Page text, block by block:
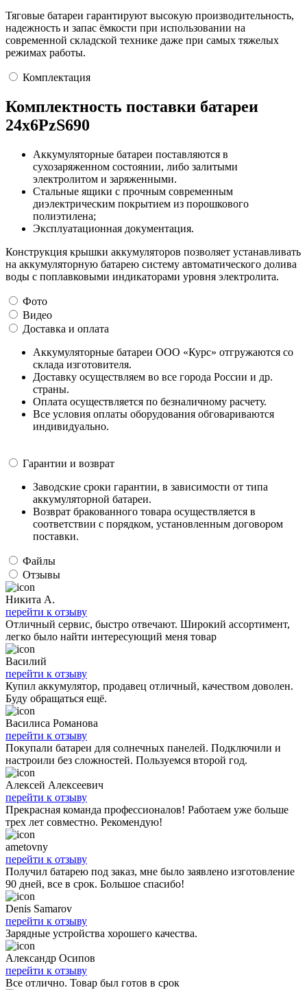
Тяговые батареи гарантируют высокую производительность,
надежность и запас ёмкости при использовании на
современной складской технике даже при самых тяжелых
режимах работы.
Комплектация
Комплектность поставки батареи
24х6PzS690
Аккумуляторные батареи поставляются в
сухозаряженном состоянии, либо залитыми
электролитом и заряженными.
Стальные ящики с прочным современным
диэлектрическим покрытием из порошкового
полиэтилена;
Эксплуатационная документация.
Конструкция крышки аккумуляторов позволяет устанавливать
на аккумуляторную батарею систему автоматического долива
воды с поплавковыми индикаторами уровня электролита.
Фото
Видео
Доставка и оплата
Аккумуляторные батареи ООО «Курс» отгружаются со
склада изготовителя.
Доставку осуществляем во все города России и др.
страны.
Оплата осуществляется по безналичному расчету.
Все условия оплаты оборудования обговариваются
индивидуально.
Гарантии и возврат
Заводские сроки гарантии, в зависимости от типа
аккумуляторной батареи.
Возврат бракованного товара осуществляется в
соответствии с порядком, установленным договором
поставки.
Файлы
Отзывы
Никита А.
перейти к отзыву
Отличный сервис, быстро отвечают. Широкий ассортимент,
легко было найти интересующий меня товар
Василий
перейти к отзыву
Купил аккумулятор, продавец отличный, качеством доволен.
Буду обращаться ещё.
Василиса Романова
перейти к отзыву
Покупали батареи для солнечных панелей. Подключили и
настроили без сложностей. Пользуемся второй год.
Алексей Алексеевич
перейти к отзыву
Прекрасная команда профессионалов! Работаем уже больше
трех лет совместно. Рекомендую!
ametovny
перейти к отзыву
Получил батарею под заказ, мне было заявлено изготовление
90 дней, все в срок. Большое спасибо!
Denis Samarov
перейти к отзыву
Зарядные устройства хорошего качества.
Александр Осипов
перейти к отзыву
Все отлично. Товар был готов в срок